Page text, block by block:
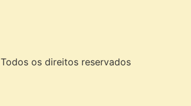
Todos os direitos reservados